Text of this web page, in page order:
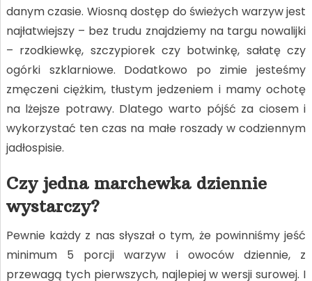
danym czasie. Wiosną dostęp do świeżych warzyw jest
najłatwiejszy – bez trudu znajdziemy na targu nowalijki
– rzodkiewkę, szczypiorek czy botwinkę, sałatę czy
ogórki szklarniowe. Dodatkowo po zimie jesteśmy
zmęczeni ciężkim, tłustym jedzeniem i mamy ochotę
na lżejsze potrawy. Dlatego warto pójść za ciosem i
wykorzystać ten czas na małe roszady w codziennym
jadłospisie.
Czy jedna marchewka dziennie
wystarczy?
Pewnie każdy z nas słyszał o tym, że powinniśmy jeść
minimum 5 porcji warzyw i owoców dziennie, z
przewagą tych pierwszych, najlepiej w wersji surowej. I